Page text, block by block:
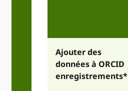
Ajouter des
données à ORCID
enregistrements*